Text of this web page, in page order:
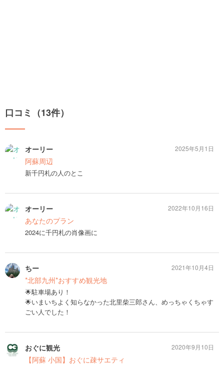
口コミ（13件）
オーリー
阿蘇周辺
新千円札の人のとこ
2025年5月1日
オーリー
あなたのプラン
2024に千円札の肖像画に
2022年10月16日
ちー
*北部九州*おすすめ観光地
🌟駐車場あり！
🌟いまいちよく知らなかった北里柴三郎さん、めっちゃくちゃす
ごい人でした！
2021年10月4日
おぐに観光
【阿蘇 小国】おぐに疎サエティ
2020年9月10日